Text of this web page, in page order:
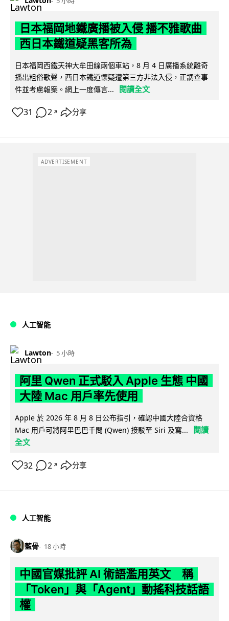
日本福岡地鐵廣播被入侵 播不雅歌曲
西日本鐵道疑黑客所為
日本福岡西鐵天神大牟田線兩個車站，8 月 4 日廣播系統離奇
播出粗俗歌聲，西日本鐵道懷疑遭第三方非法入侵，正調查事
件並考慮報案。網上一度傳言...
閱讀全文
31 2 ↗ 分享
ADVERTISEMENT
人工智能
Lawton 5 小時
阿里 Qwen 正式駁入 Apple 生態 中國
大陸 Mac 用戶率先使用
Apple 於 2026 年 8 月 8 日公布指引，確認中國大陸合資格
Mac 用戶可將阿里巴巴千問 (Qwen) 接駁至 Siri 及寫...
閱讀
全文
32 2 ↗ 分享
人工智能
藍骨 18 小時
中國官媒批評 AI 術語濫用英文 稱
「Token」與「Agent」動搖科技話語
權